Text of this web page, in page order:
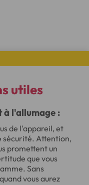
utiles
à l'allumage :
de l'appareil, et
sécurité. Attention,
promettent un
que vous
Sans
vous aurez